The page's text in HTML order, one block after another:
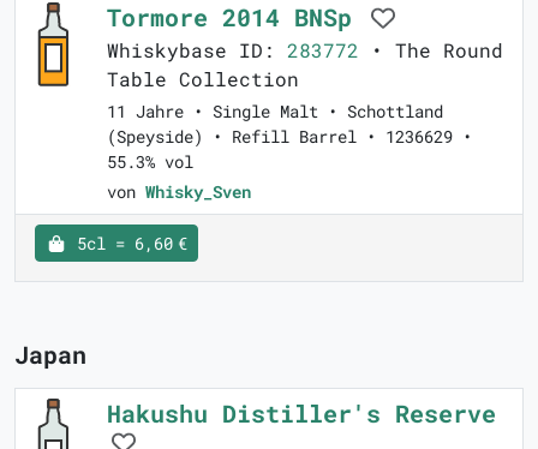
Tormore 2014 BNSp
Whiskybase ID: 283772 • The Round
Table Collection
11 Jahre • Single Malt • Schottland
(Speyside) • Refill Barrel • 1236629 •
55.3% vol
von Whisky_Sven
5cl = 6,60 €
Japan
Hakushu Distiller's Reserve